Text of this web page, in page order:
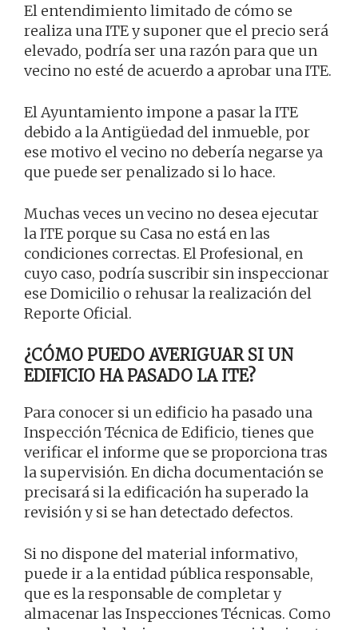
El entendimiento limitado de cómo se
realiza una ITE y suponer que el precio será
elevado, podría ser una razón para que un
vecino no esté de acuerdo a aprobar una ITE.
El Ayuntamiento impone a pasar la ITE
debido a la Antigüedad del inmueble, por
ese motivo el vecino no debería negarse ya
que puede ser penalizado si lo hace.
Muchas veces un vecino no desea ejecutar
la ITE porque su Casa no está en las
condiciones correctas. El Profesional, en
cuyo caso, podría suscribir sin inspeccionar
ese Domicilio o rehusar la realización del
Reporte Oficial.
¿CÓMO PUEDO AVERIGUAR SI UN
EDIFICIO HA PASADO LA ITE?
Para conocer si un edificio ha pasado una
Inspección Técnica de Edificio, tienes que
verificar el informe que se proporciona tras
la supervisión. En dicha documentación se
precisará si la edificación ha superado la
revisión y si se han detectado defectos.
Si no dispone del material informativo,
puede ir a la entidad pública responsable,
que es la responsable de completar y
almacenar las Inspecciones Técnicas. Como